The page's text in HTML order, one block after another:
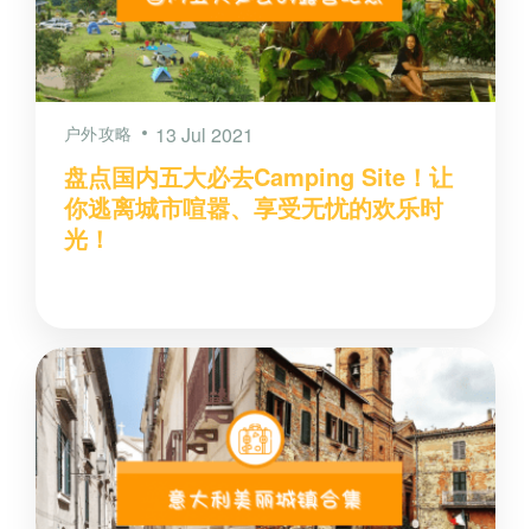
户外攻略 13 Jul 2021
盘点国内五大必去Camping Site！让
你逃离城市喧嚣、享受无忧的欢乐时
光！